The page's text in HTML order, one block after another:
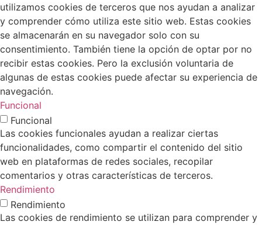
utilizamos cookies de terceros que nos ayudan a analizar
y comprender cómo utiliza este sitio web. Estas cookies
se almacenarán en su navegador solo con su
consentimiento. También tiene la opción de optar por no
recibir estas cookies. Pero la exclusión voluntaria de
algunas de estas cookies puede afectar su experiencia de
navegación.
Funcional
Funcional
Las cookies funcionales ayudan a realizar ciertas
funcionalidades, como compartir el contenido del sitio
web en plataformas de redes sociales, recopilar
comentarios y otras características de terceros.
Rendimiento
Rendimiento
Las cookies de rendimiento se utilizan para comprender y